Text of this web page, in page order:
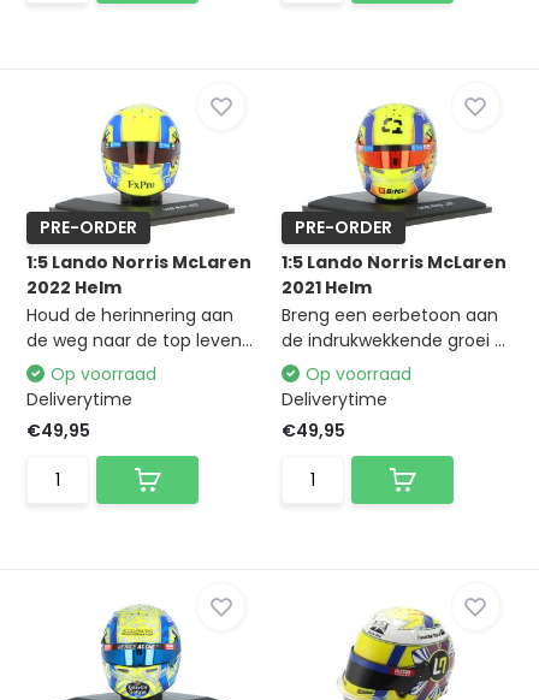
PRE-ORDER
1:5 Lando Norris McLaren
2022 Helm
Houd de herinnering aan
de weg naar de top leven...
Op voorraad
Deliverytime
€49,95
PRE-ORDER
1:5 Lando Norris McLaren
2021 Helm
Breng een eerbetoon aan
de indrukwekkende groei ...
Op voorraad
Deliverytime
€49,95